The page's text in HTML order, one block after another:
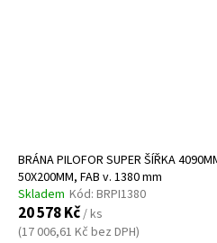
BRÁNA PILOFOR SUPER ŠÍŘKA
50X200MM, FAB v. 1380 mm
Skladem Kód: BRPI1380
20 578 Kč/ ks
(17 006,61 Kč bez DPH)